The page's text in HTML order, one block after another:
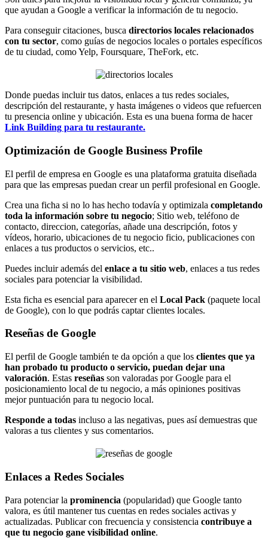
que ayudan a Google a verificar la información de tu negocio.
Para conseguir citaciones, busca directorios locales relacionados
con tu sector, como guías de negocios locales o portales específicos
de tu ciudad, como Yelp, Foursquare, TheFork, etc.
Donde puedas incluir tus datos, enlaces a tus redes sociales,
descripción del restaurante, y hasta imágenes o videos que refuercen
tu presencia online y ubicación. Esta es una buena forma de hacer
Link Building para tu restaurante.
Optimización de Google Business Profile
El perfil de empresa en Google es una plataforma gratuita diseñada
para que las empresas puedan crear un perfil profesional en Google.
Crea una ficha si no lo has hecho todavía y optimizala completando
toda la información sobre tu negocio; Sitio web, teléfono de
contacto, direccion, categorías, añade una descripción, fotos y
vídeos, horario, ubicaciones de tu negocio ficio, publicaciones con
enlaces a tus productos o servicios, etc..
Puedes incluir además del enlace a tu sitio web, enlaces a tus redes
sociales para potenciar la visibilidad.
Esta ficha es esencial para aparecer en el Local Pack (paquete local
de Google), con lo que podrás captar clientes locales.
Reseñas de Google
El perfil de Google también te da opción a que los clientes que ya
han probado tu producto o servicio, puedan dejar una
valoración. Estas reseñas son valoradas por Google para el
posicionamiento local de tu negocio, a más opiniones positivas
mejor puntuación para tu negocio local.
Responde a todas incluso a las negativas, pues así demuestras que
valoras a tus clientes y sus comentarios.
Enlaces a Redes Sociales
Para potenciar la prominencia (popularidad) que Google tanto
valora, es útil mantener tus cuentas en redes sociales activas y
actualizadas. Publicar con frecuencia y consistencia contribuye a
que tu negocio gane visibilidad online.